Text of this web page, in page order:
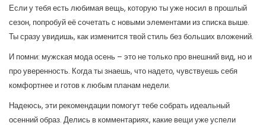
Если у тебя есть любимая вещь, которую ты уже носил в прошлый
сезон, попробуй её сочетать с новыми элементами из списка выше.
Ты сразу увидишь, как изменится твой стиль без больших вложений.
И помни: мужская мода осень – это не только про внешний вид, но и
про уверенность. Когда ты знаешь, что надето, чувствуешь себя
комфортнее и готов к любым планам недели.
Надеюсь, эти рекомендации помогут тебе собрать идеальный
осенний образ. Делись в комментариях, какие вещи уже успели